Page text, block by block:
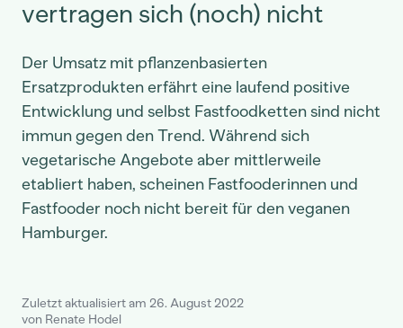
vertragen sich (noch) nicht
Der Umsatz mit pflanzenbasierten
Ersatzprodukten erfährt eine laufend positive
Entwicklung und selbst Fastfoodketten sind nicht
immun gegen den Trend. Während sich
vegetarische Angebote aber mittlerweile
etabliert haben, scheinen Fastfooderinnen und
Fastfooder noch nicht bereit für den veganen
Hamburger.
Zuletzt aktualisiert am 26. August 2022
von Renate Hodel